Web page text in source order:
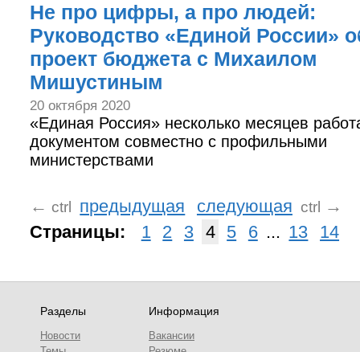
Не про цифры, а про людей:
Руководство «Единой России»
проект бюджета с Михаилом
Мишустиным
20 октября 2020
«Единая Россия» несколько месяцев
документом совместно с профильными
министерствами
← ctrl предыдущая следующая ctrl
→
Страницы:
1 2 3 4 5 6 ... 13 14
Разделы
Новости
Информация
Вакансии